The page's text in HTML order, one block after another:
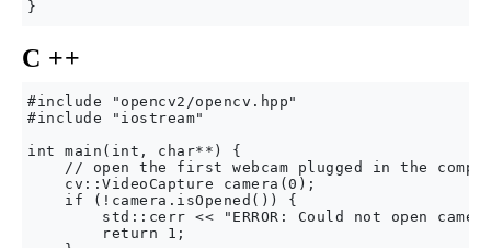
C ++
#include "opencv2/opencv.hpp"
#include "iostream"
int main(int, char**) {
// open the first webcam plugged in the
    cv::VideoCapture camera(0);
    if (!camera.isOpened()) {
std::cerr << "ERROR: Could not open
        return 1;